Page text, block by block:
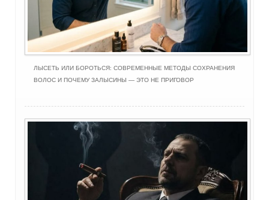
ЛЫСЕТЬ ИЛИ БОРОТЬСЯ: СОВРЕМЕННЫЕ МЕТОДЫ СОХРАНЕНИЯ
ВОЛОС И ПОЧЕМУ ЗАЛЫСИНЫ — ЭТО НЕ ПРИГОВОР